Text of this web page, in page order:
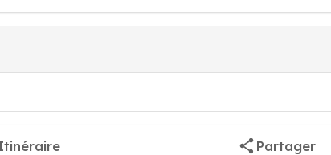
Partager